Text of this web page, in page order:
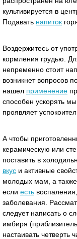
культивируется в
Подавать напиток
Воздержитесь от
кормления грудью.
непременно стоит
возникнет вопросов
нашел применение
способен ускорять
проявляет
А чтобы
керамическую или
поставить в
вкус и активные
молодых мам, а также
если есть
заболевания.
следует написать о
имбиря
настаивать четверть